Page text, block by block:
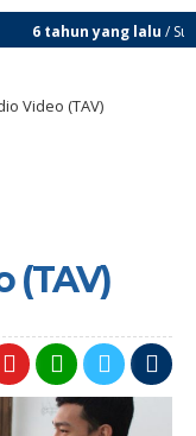
tahun yang lalu/
Video (TAV)
(TAV)